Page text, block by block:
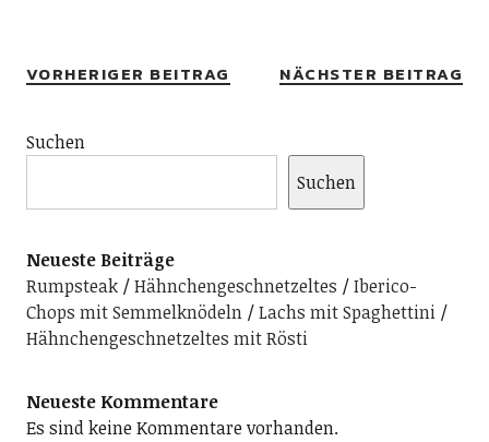
VORHERIGER BEITRAG NÄCHSTER BEITRAG
Suchen
Suchen
Neueste Beiträge
Rumpsteak
Hähnchengeschnetzeltes
Iberico-
Chops mit Semmelknödeln
Lachs mit Spaghettini
Hähnchengeschnetzeltes mit Rösti
Neueste Kommentare
Es sind keine Kommentare vorhanden.